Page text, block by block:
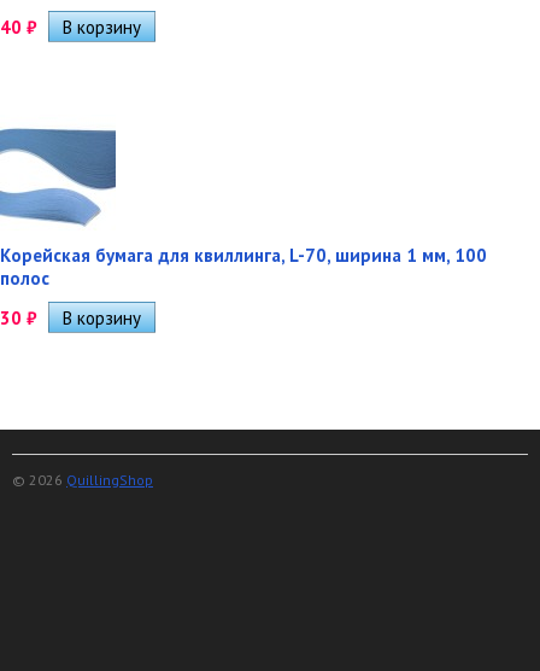
40 ₽
Корейская бумага для квиллинга, L-70, ширина 1 мм, 100
полос
30 ₽
© 2026 QuillingShop